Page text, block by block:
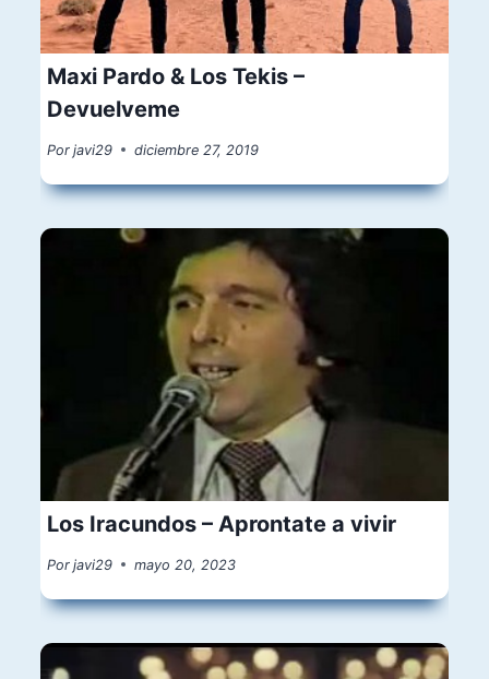
Maxi Pardo & Los Tekis –
Devuelveme
Por javi29 diciembre 27, 2019
Los Iracundos – Aprontate a vivir
Por javi29 mayo 20, 2023